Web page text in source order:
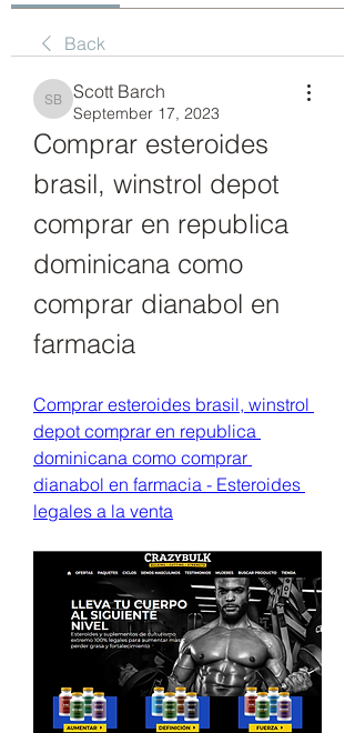
Back
Scott Barch
Scott Barch
September 17, 2023
Comprar esteroides
brasil, winstrol depot
comprar en republica
dominicana como
comprar dianabol en
farmacia
Comprar esteroides brasil, winstrol
depot comprar en republica
dominicana como comprar
dianabol en farmacia - Esteroides
legales a la venta